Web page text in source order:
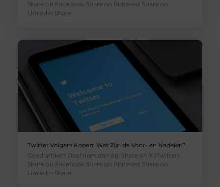
Share on Facebook Share on Pinterest Share on
LinkedIn Share
Twitter Volgers Kopen: Wat Zijn de Voor- en Nadelen?
Goed artikel? Deel hem dan op: Share on X (Twitter)
Share on Facebook Share on Pinterest Share on
LinkedIn Share